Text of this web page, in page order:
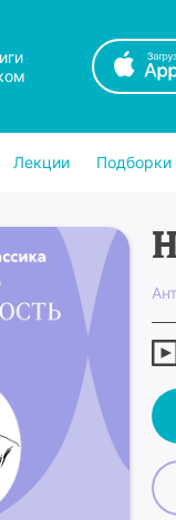
Лекции Подборки